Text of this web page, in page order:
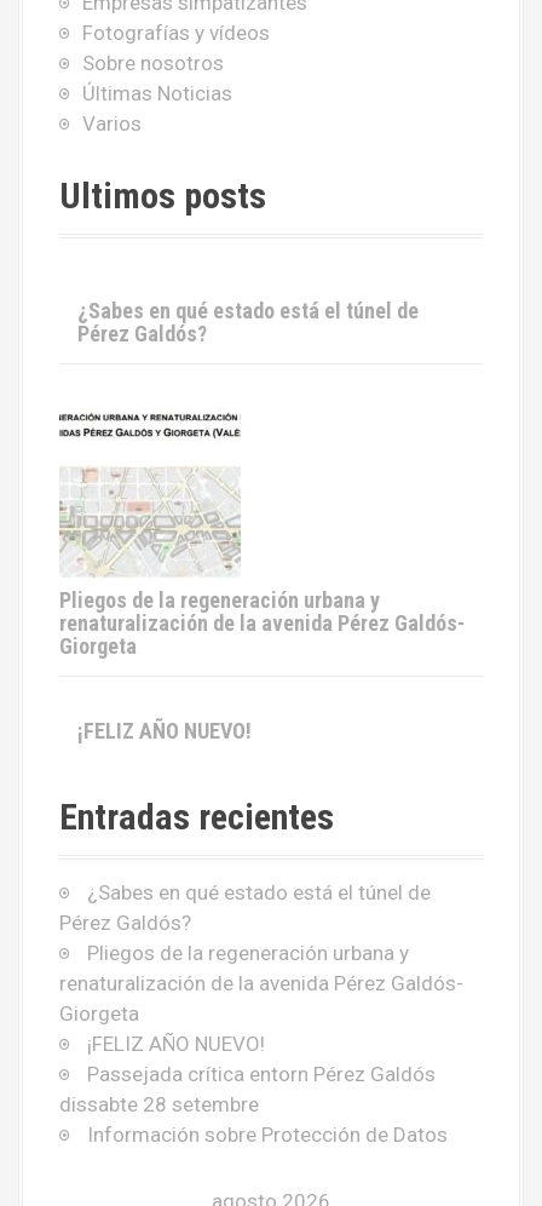
Fotografías y vídeos
Sobre nosotros
Últimas Noticias
Varios
Ultimos posts
¿Sabes en qué estado está el túnel de
Pérez Galdós?
Pliegos de la regeneración urbana y
renaturalización de la avenida Pérez Galdós-
Giorgeta
¡FELIZ AÑO NUEVO!
Entradas recientes
¿Sabes en qué estado está el túnel de
Pérez Galdós?
Pliegos de la regeneración urbana y
renaturalización de la avenida Pérez Galdós-
Giorgeta
¡FELIZ AÑO NUEVO!
Passejada crítica entorn Pérez Galdós
dissabte 28 setembre
Información sobre Protección de Datos
agosto 2026